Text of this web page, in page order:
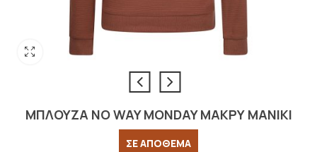
ΜΠΛΟΥΖΑ NO WAY MONDAY ΜΑΚΡΥ ΜΑΝΙΚΙ
ΣΕ ΑΠΟΘΕΜΑ